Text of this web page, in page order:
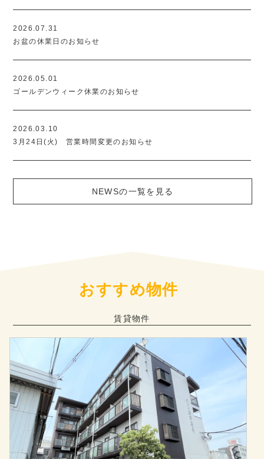
2026.07.31
お盆の休業日のお知らせ
2026.05.01
ゴールデンウィーク休業のお知らせ
2026.03.10
3月24日(火) 営業時間変更のお知らせ
NEWSの一覧を見る
おすすめ物件
賃貸物件